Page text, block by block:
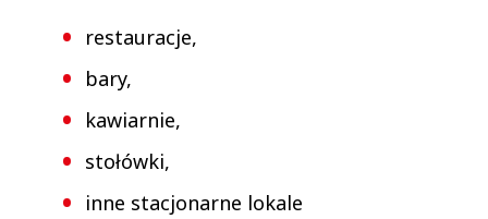
restauracje,
bary,
kawiarnie,
stołówki,
inne stacjonarne lokale